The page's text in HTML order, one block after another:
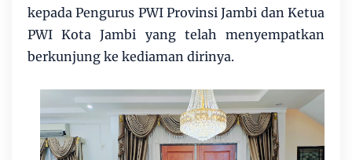
kepada Pengurus PWI Provinsi Jambi dan Ketua
PWI Kota Jambi yang telah menyempatkan
berkunjung ke kediaman dirinya.